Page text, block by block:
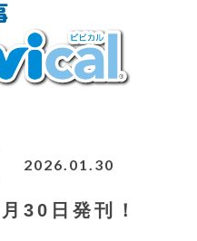
2026.01.30
30日発刊！